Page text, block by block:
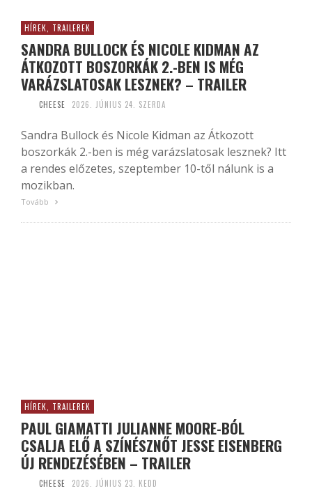
HÍREK, TRAILEREK
SANDRA BULLOCK ÉS NICOLE KIDMAN AZ
ÁTKOZOTT BOSZORKÁK 2.-BEN IS MÉG
VARÁZSLATOSAK LESZNEK? – TRAILER
CHEESE 2026. JÚNIUS 24. SZERDA
Sandra Bullock és Nicole Kidman az Átkozott
boszorkák 2.-ben is még varázslatosak lesznek? Itt
a rendes előzetes, szeptember 10-től nálunk is a
mozikban.
Tovább
HÍREK, TRAILEREK
PAUL GIAMATTI JULIANNE MOORE-BÓL
CSALJA ELŐ A SZÍNÉSZNŐT JESSE EISENBERG
ÚJ RENDEZÉSÉBEN – TRAILER
CHEESE 2026. JÚNIUS 23. KEDD